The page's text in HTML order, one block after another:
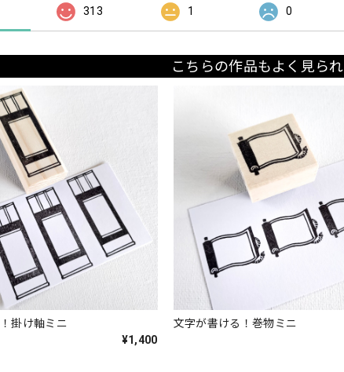
313 1 0
こちらの作品もよく見ら
掛け軸ミニ
¥1,400
文字が書ける！巻物ミニ